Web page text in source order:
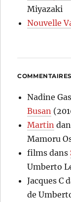
Miyazaki
Nouvelle
Nadine
Busan
Martin
Mamoru
films dans
Umberto
Jacques C
de